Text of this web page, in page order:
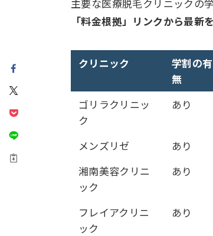
主要な医療脱毛クリニックの
「料金根拠」リンクから最新
クリニック
学割の有
無
ゴリラクリニッ
ク
あり
メンズリゼ あり
湘南美容クリニ
ック
あり
フレイアクリニ
ック
あり